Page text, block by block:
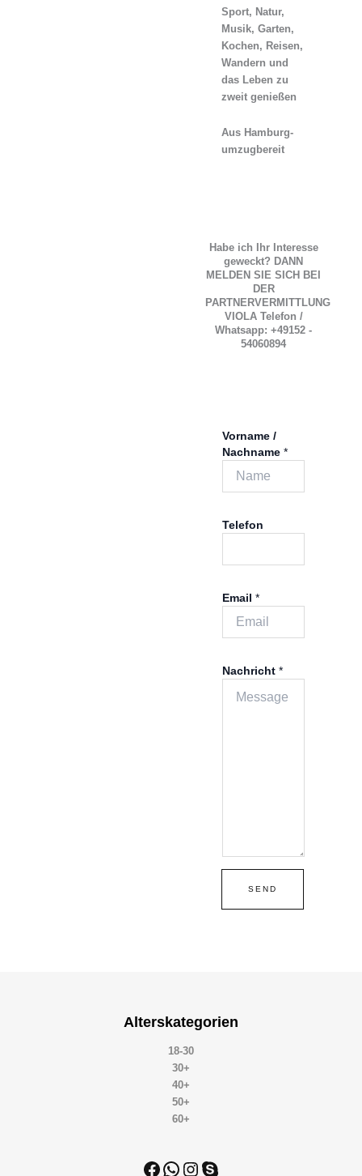
Sport, Natur,
Musik, Garten,
Kochen, Reisen,
Wandern und
das Leben zu
zweit genießen
Aus Hamburg-
umzugbereit
Habe ich Ihr Interesse
geweckt? DANN
MELDEN SIE SICH BEI
DER
PARTNERVERMITTLUNG
VIOLA Telefon /
Whatsapp: +49152 -
54060894
Vorname /
Nachname *
Telefon
Email *
Nachricht *
SEND
Alterskategorien
18-30
30+
40+
50+
60+